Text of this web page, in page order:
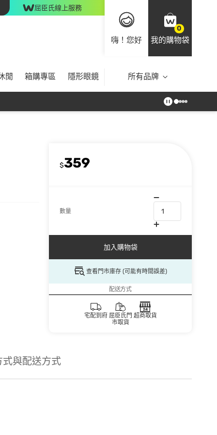
屈臣氏線上服務
嗨！您好
0
我的購物袋
閒 箱購專區 隱形眼鏡 所有品牌
$359
數量
加入購物袋
查看門市庫存 (可能有時間誤差)
配送方式
宅配到府 屈臣氏門
市取貨
超商取貨
式與配送方式